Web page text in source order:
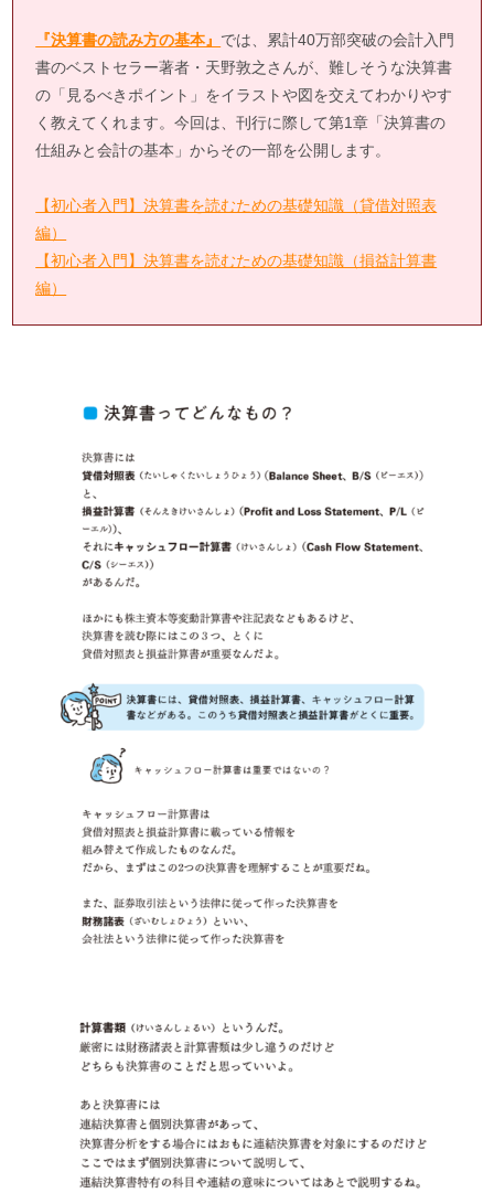
『決算書の読み方の基本』 では、累計40万部突破の会計入門
書のベストセラー著者・天野敦之さんが、難しそうな決算書
の「見るべきポイント」をイラストや図を交えてわかりやす
く教えてくれます。今回は、刊行に際して第1章「決算書の
仕組みと会計の基本」からその一部を公開します。
【初心者入門】決算書を読むための基礎知識（貸借対照表
編）
【初心者入門】決算書を読むための基礎知識（損益計算書
編）